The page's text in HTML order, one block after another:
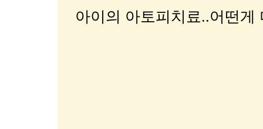
아이의 아토피치료..어떤게